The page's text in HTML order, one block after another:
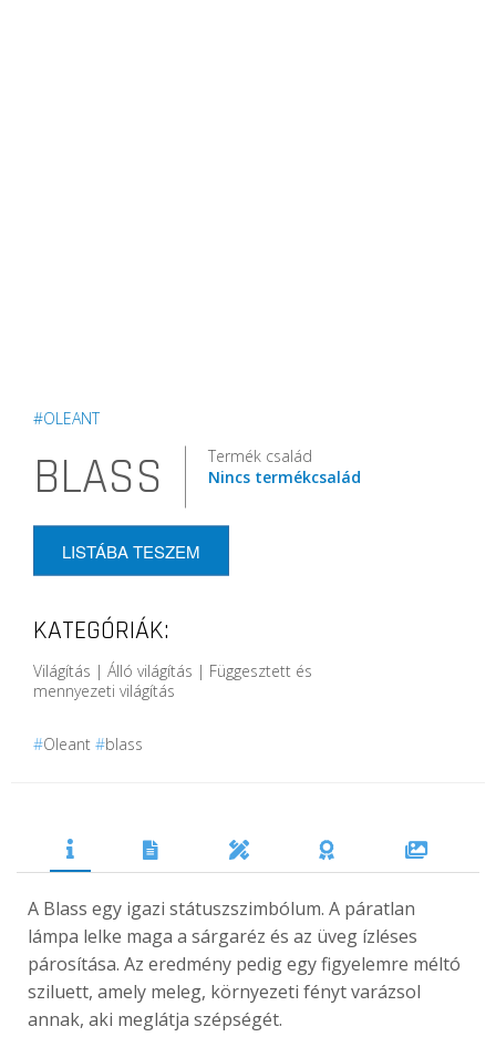
#OLEANT
BLASS
Termék család
Nincs termékcsalád
LISTÁBA TESZEM
KATEGÓRIÁK:
Világítás | Álló világítás | Függesztett és
mennyezeti világítás
#Oleant #blass
A Blass egy igazi státuszszimbólum. A páratlan
lámpa lelke maga a sárgaréz és az üveg ízléses
párosítása. Az eredmény pedig egy figyelemre méltó
sziluett, amely meleg, környezeti fényt varázsol
annak, aki meglátja szépségét.